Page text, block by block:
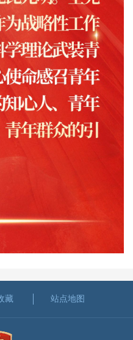
藏 站点地图